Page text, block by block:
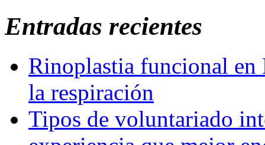
Entradas recientes
Rinoplastia funcional en
la respiración
Tipos de voluntariado